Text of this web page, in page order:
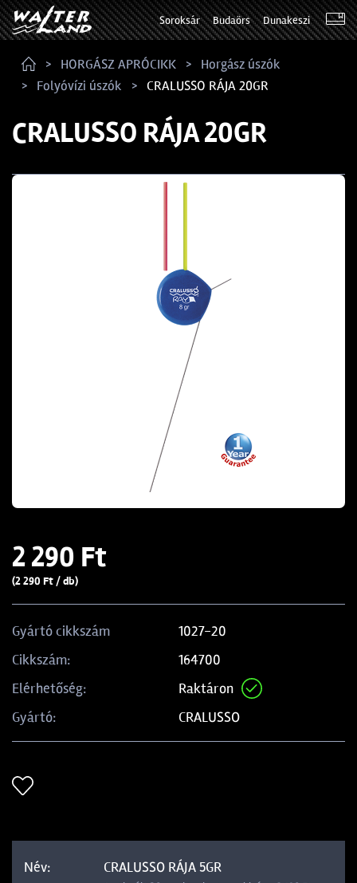
Soroksár Budaörs Dunakeszi
HORGÁSZ APRÓCIKK
Horgász úszók
Folyóvízi úszók
CRALUSSO RÁJA 20GR
CRALUSSO RÁJA 20GR
2 290 Ft
(2 290 Ft / db)
Gyártó cikkszám
1027-20
Cikkszám:
164700
Elérhetőség:
Raktáron
Gyártó:
CRALUSSO
CRALUSSO RÁJA 5GR